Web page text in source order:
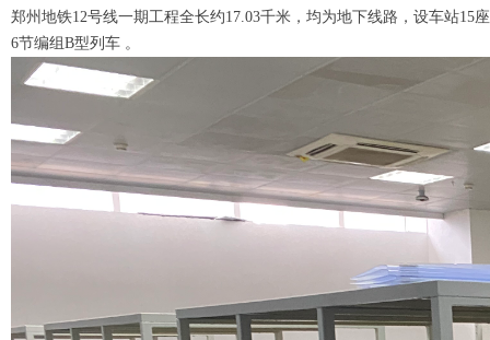
郑州地铁12号线一期工程全长约17.03千米，均为地下线路，设车站
6节编组B型列车 。